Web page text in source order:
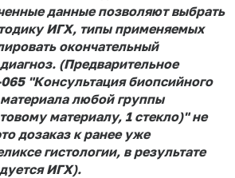
данные позволяют выбрать
ИГХ, типы применяемых
окончательный
(Предварительное
"Консультация биопсийного
любой группы
материалу, 1 стекло)" не
дозаказ к ранее уже
гистологии, в результате
ИГХ).